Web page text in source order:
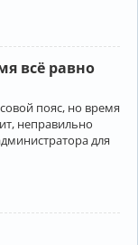
всё равно
пояс, но время
неправильно
для